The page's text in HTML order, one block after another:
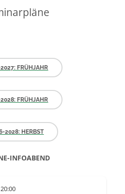
FRÜHJAHR
FRÜHJAHR
2028: HERBST
INFOABEND